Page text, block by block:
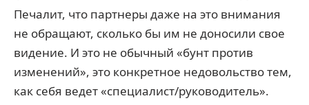
Печалит, что партнеры даже на это внимания
не обращают, сколько бы им не доносили свое
видение. И это не обычный «бунт против
изменений», это конкретное недовольство тем,
как себя ведет «специалист/руководитель».